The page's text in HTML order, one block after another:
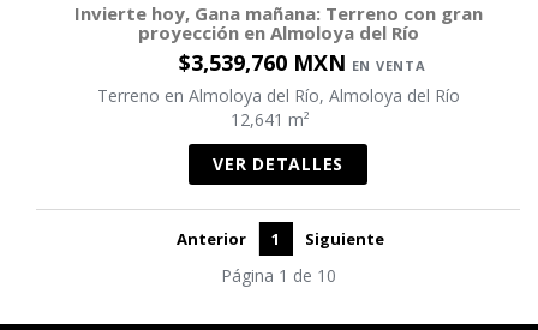
Invierte hoy, Gana mañana: Terreno con gran
proyección en Almoloya del Río
$3,539,760 MXN EN VENTA
Terreno en Almoloya del Río, Almoloya del Río
12,641 m²
VER DETALLES
Anterior 1 Siguiente
Página 1 de 10